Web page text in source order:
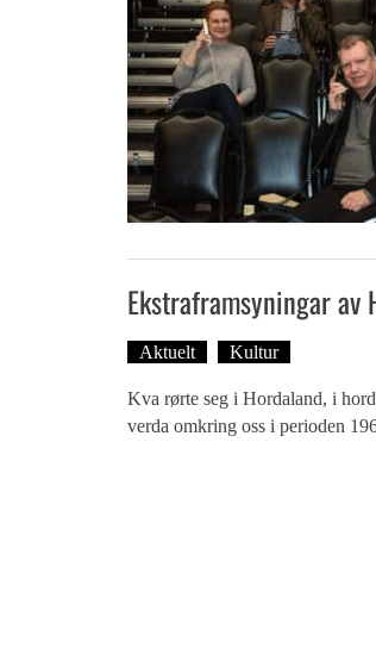
Ekstraframsyningar av
Aktuelt Kultur
Kva rørte seg i Hordaland, i
verda omkring oss i perioden